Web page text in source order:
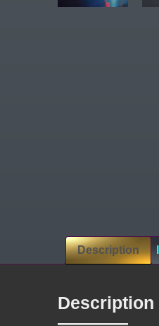
Description
Description